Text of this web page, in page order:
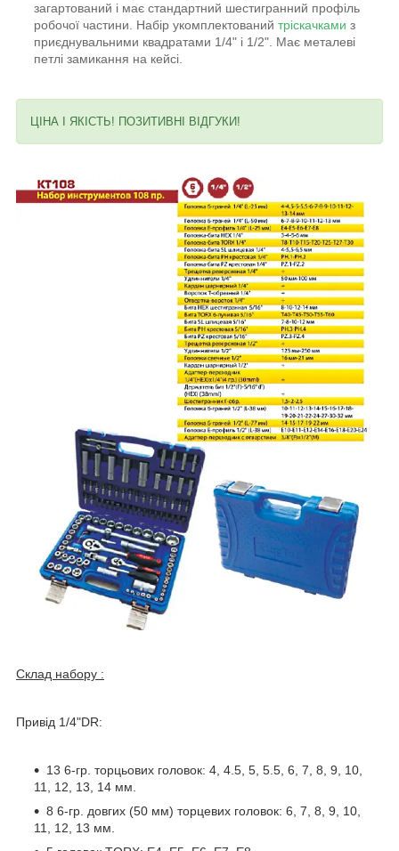
загартований і має стандартний шестигранний профіль
робочої частини. Набір укомплектований тріскачками з
приєднувальними квадратами 1/4" і 1/2". Має металеві
петлі замикання на кейсі.
ЦІНА І ЯКІСТЬ! ПОЗИТИВНІ ВІДГУКИ!
Склад набору :
Привід 1/4"DR:
13 6-гр. торцьових головок: 4, 4.5, 5, 5.5, 6, 7, 8, 9, 10,
11, 12, 13, 14 мм.
8 6-гр. довгих (50 мм) торцевих головок: 6, 7, 8, 9, 10,
11, 12, 13 мм.